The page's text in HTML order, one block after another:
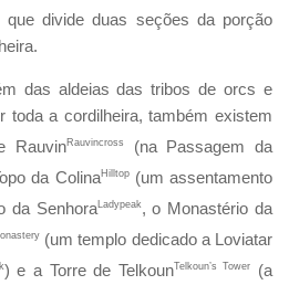
que divide duas seções da porção
das aldeias das tribos de orcs e
toda a cordilheira, também existem
RauvinRauvincross
(na Passagem da
da ColinaHilltop(um assentamento
da Senhora Ladypeak, o Monastério da
(um templo dedicado a Loviatar
) e a Torre de TelkounTelkoun’s Tower
(a